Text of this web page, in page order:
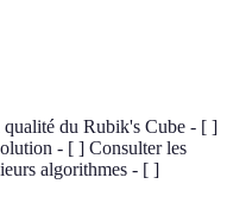
du Rubik's Cube - [ ]
- [ ] Consulter les
algorithmes - [ ]